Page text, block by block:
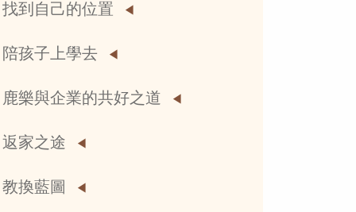
找到自己的位置
陪孩子上學去
鹿樂與企業的共好之道
返家之途
教換藍圖